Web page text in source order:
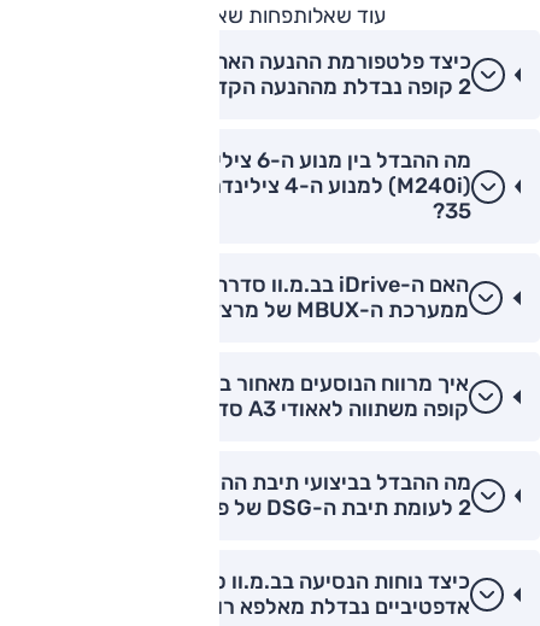
עוד שאלותפחות שאלות
כיצד פלטפורמת ההנעה האחורית של ב.מ.וו סדרה
2 קופה נבדלת מההנעה הקדמית של אאודי A3?
35?
ממערכת ה-MBUX של מרצדס?
קופה משתווה לאאודי A3 סדאן?
מה ההבדל בביצועי תיבת ההילוכים של ב.מ.וו סדרה
2 לעומת תיבת ה-DSG של פולקסווגן גולף GTI?
אדפטיביים נבדלת מאלפא רומיאו ג'וליה?